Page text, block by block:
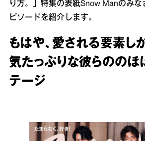
り方。」特集の表紙Snow Manのみな
ピソードを紹介します。
もはや、愛される要素
気たっぷりな彼らののほ
テージ